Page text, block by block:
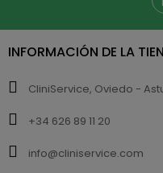
INFORMACIÓN DE LA
CliniService, Oviedo -
+34 626 89 11 20
info@cliniservice.com